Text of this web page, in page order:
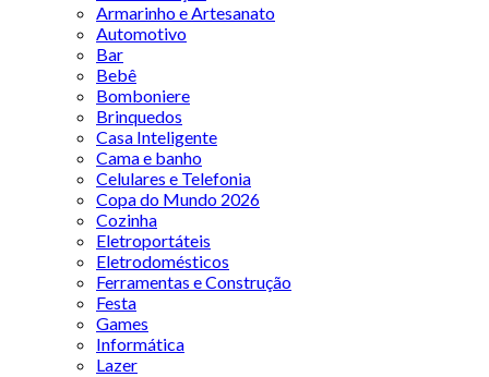
Armarinho e Artesanato
Automotivo
Bar
Bebê
Bomboniere
Brinquedos
Casa Inteligente
Cama e banho
Celulares e Telefonia
Copa do Mundo 2026
Cozinha
Eletroportáteis
Eletrodomésticos
Ferramentas e Construção
Festa
Games
Informática
Lazer